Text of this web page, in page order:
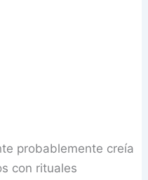
probablemente creía
con rituales